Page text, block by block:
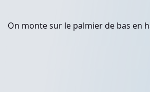
On monte sur le palmier de bas en